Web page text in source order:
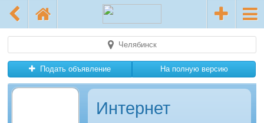
Челябинск
Подать объявление На полную версию
Интернет